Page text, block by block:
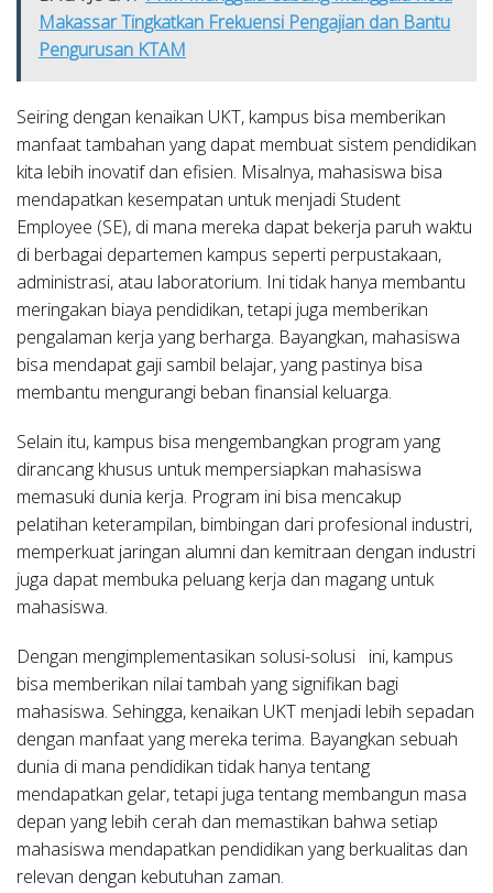
Makassar Tingkatkan Frekuensi Pengajian dan Bantu
Pengurusan KTAM
Seiring dengan kenaikan UKT, kampus bisa memberikan
manfaat tambahan yang dapat membuat sistem pendidikan
kita lebih inovatif dan efisien. Misalnya, mahasiswa bisa
mendapatkan kesempatan untuk menjadi Student
Employee (SE), di mana mereka dapat bekerja paruh waktu
di berbagai departemen kampus seperti perpustakaan,
administrasi, atau laboratorium. Ini tidak hanya membantu
meringakan biaya pendidikan, tetapi juga memberikan
pengalaman kerja yang berharga. Bayangkan, mahasiswa
bisa mendapat gaji sambil belajar, yang pastinya bisa
membantu mengurangi beban finansial keluarga.
Selain itu, kampus bisa mengembangkan program yang
dirancang khusus untuk mempersiapkan mahasiswa
memasuki dunia kerja. Program ini bisa mencakup
pelatihan keterampilan, bimbingan dari profesional industri,
memperkuat jaringan alumni dan kemitraan dengan industri
juga dapat membuka peluang kerja dan magang untuk
mahasiswa.
Dengan mengimplementasikan solusi-solusi ini, kampus
bisa memberikan nilai tambah yang signifikan bagi
mahasiswa. Sehingga, kenaikan UKT menjadi lebih sepadan
dengan manfaat yang mereka terima. Bayangkan sebuah
dunia di mana pendidikan tidak hanya tentang
mendapatkan gelar, tetapi juga tentang membangun masa
depan yang lebih cerah dan memastikan bahwa setiap
mahasiswa mendapatkan pendidikan yang berkualitas dan
relevan dengan kebutuhan zaman.